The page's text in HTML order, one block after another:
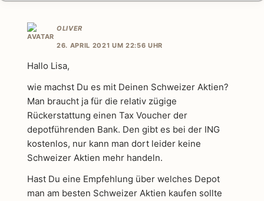
OLIVER
26. APRIL 2021 UM 22:56 UHR
Hallo Lisa,
wie machst Du es mit Deinen Schweizer Aktien?
Man braucht ja für die relativ zügige
Rückerstattung einen Tax Voucher der
depotführenden Bank. Den gibt es bei der ING
kostenlos, nur kann man dort leider keine
Schweizer Aktien mehr handeln.
Hast Du eine Empfehlung über welches Depot
man am besten Schweizer Aktien kaufen sollte